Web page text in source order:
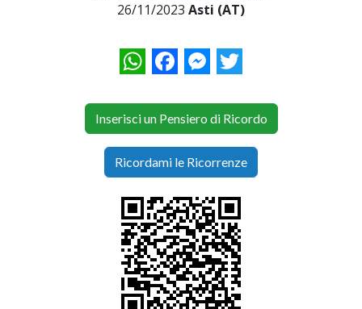
26/11/2023 Asti (AT)
WhatsAppFacebookMessenger
Twitter
Inserisci un Pensiero di Ricordo
Ricordami le Ricorrenze